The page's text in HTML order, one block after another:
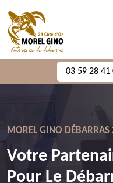
03 59 28 41
MOREL GINO DÉBARRAS
Votre
Pour Le